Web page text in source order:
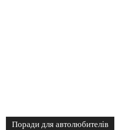
Поради для автолюбителів